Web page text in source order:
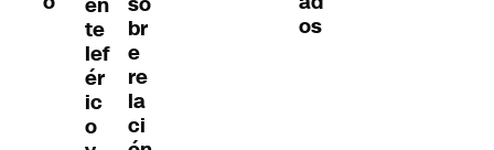
te
lef
ér
ic
o
br
e
re
la
ci
os